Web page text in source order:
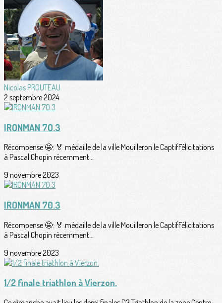
Nicolas PROUTEAU
2 septembre 2024
IRONMAN 7O.3
Récompense 🤩: 🏅 médaille de la ville Mouilleron le CaptifFélicitations
à Pascal Chopin récemment...
9 novembre 2023
IRONMAN 70.3
Récompense 🤩: 🏅 médaille de la ville Mouilleron le CaptifFélicitations
à Pascal Chopin récemment...
9 novembre 2023
1/2 finale triathlon à Vierzon.